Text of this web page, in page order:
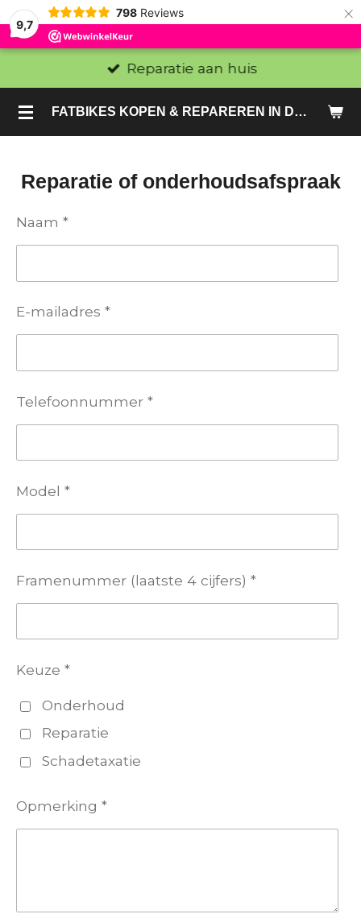
9,7
798 Reviews ×
FATBIKES KOPEN & REPAREREN IN DEN HAAG EN ZOETERMEER - SACHE BIKES
Reparatie aan huis
Reparatie of onderhoudsafspraak
Naam *
E-mailadres *
Telefoonnummer *
Model *
Framenummer (laatste 4 cijfers) *
Keuze *
Onderhoud
Reparatie
Schadetaxatie
Opmerking *